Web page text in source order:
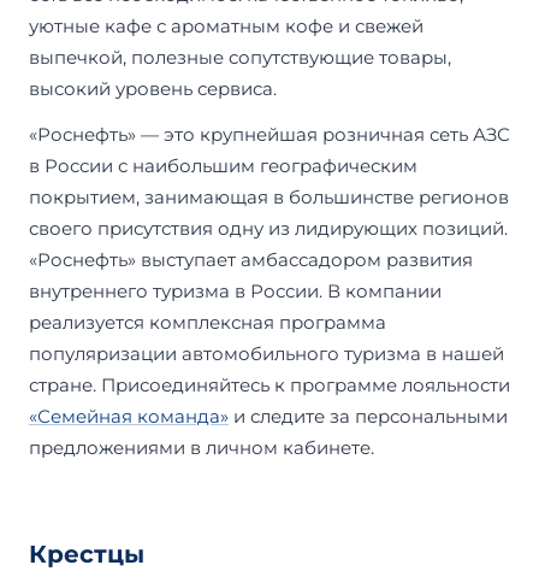
уютные кафе с ароматным кофе и свежей
выпечкой, полезные сопутствующие товары,
высокий уровень сервиса.
«Роснефть» — это крупнейшая розничная сеть АЗС
в России с наибольшим географическим
покрытием, занимающая в большинстве регионов
своего присутствия одну из лидирующих позиций.
«Роснефть» выступает амбассадором развития
внутреннего туризма в России. В компании
реализуется комплексная программа
популяризации автомобильного туризма в нашей
стране. Присоединяйтесь к программе лояльности
«Семейная команда» и следите за персональными
предложениями в личном кабинете.
Крестцы